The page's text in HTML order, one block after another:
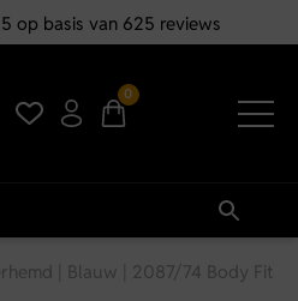
op basis van 625 reviews
0
| Blauw | 2087/74 Body Fit